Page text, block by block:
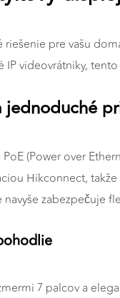
pre vašu
videovrátniky,
jednoduché
(Power over
Hikconnect,
zabezpečuje
7 palcov a
meranie výkonu
počet návštev a
anonymne a
webu. Vďaka týmto
a funkčnosť